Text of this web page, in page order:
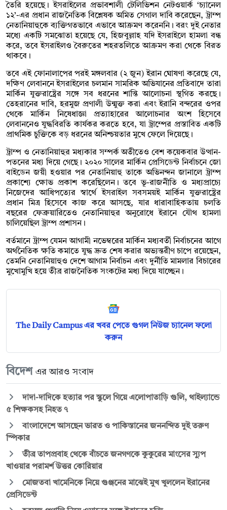
তৈরি হয়েছে। ইসরাইলের প্রভাবশালী টেলিভিশন নেটওয়ার্ক ‘চ্যানেল
১২’-এর প্রধান রাজনৈতিক বিশ্লেষক অমিত সেগাল দাবি করেছেন, ট্রাম্প
নেতানিয়াহুকে ব্যক্তিগতভাবে এভাবে আক্রমণ করেননি। বরং দুই নেতার
মধ্যে একটি সমঝোতা হয়েছে যে, হিজবুল্লাহ যদি ইসরাইলে হামলা বন্ধ
করে, তবে ইসরাইলও বৈরুতের শহরতলিতে আক্রমণ করা থেকে বিরত
থাকবে।
তবে এই ফোনালাপের পরই মঙ্গলবার (২ জুন) ইরান ঘোষণা করেছে যে,
দক্ষিণ লেবাননে ইসরাইলের চলমান সামরিক অভিযানের প্রতিবাদে তারা
মার্কিন যুক্তরাষ্ট্রের সঙ্গে সব ধরনের শান্তি আলোচনা স্থগিত করছে।
তেহরানের দাবি, হরমুজ প্রণালী উন্মুক্ত করা এবং ইরানি বন্দরের ওপর
থেকে মার্কিন নিষেধাজ্ঞা প্রত্যাহারের আলোচনার অংশ হিসেবে
লেবাননেও যুদ্ধবিরতি কার্যকর করতে হবে, যা ট্রাম্পের প্রস্তাবিত একটি
প্রাথমিক চুক্তিকে বড় ধরনের অনিশ্চয়তার মুখে ফেলে দিয়েছে।
ট্রাম্প ও নেতানিয়াহুর মধ্যকার সম্পর্ক অতীতেও বেশ কয়েকবার উত্থান-
পতনের মধ্য দিয়ে গেছে। ২০২০ সালের মার্কিন প্রেসিডেন্ট নির্বাচনে জো
বাইডেন জয়ী হওয়ার পর নেতানিয়াহু তাকে অভিনন্দন জানালে ট্রাম্প
প্রকাশ্যে ক্ষোভ প্রকাশ করেছিলেন। তবে ভূ-রাজনীতি ও মধ্যপ্রাচ্যে
নিজেদের আধিপত্যের স্বার্থে ইসরাইল সবসময়ই মার্কিন যুক্তরাষ্ট্রের
প্রধান মিত্র হিসেবে কাজ করে আসছে, যার ধারাবাহিকতায় চলতি
বছরের ফেব্রুয়ারিতেও নেতানিয়াহুর অনুরোধে ইরানে যৌথ হামলা
চালিয়েছিল ট্রাম্প প্রশাসন।
বর্তমানে ট্রাম্প যেমন আগামী নভেম্বরের মার্কিন মধ্যবর্তী নির্বাচনের আগে
অর্থনৈতিক ক্ষতি কমাতে যুদ্ধ দ্রুত শেষ করার অভ্যন্তরীণ চাপে রয়েছেন,
তেমনি নেতানিয়াহুও দেশে আগাম নির্বাচন এবং দুর্নীতি মামলার বিচারের
মুখোমুখি হয়ে তীব্র রাজনৈতিক সংকটের মধ্য দিয়ে যাচ্ছেন।
The Daily Campus এর খবর পেতে গুগল নিউজ চ্যানেল ফলো
করুন
বিদেশ এর আরও সংবাদ
দাদা-দাদিকে হত্যার পর স্কুলে গিয়ে এলোপাতাড়ি গুলি, থাইল্যান্ডে
৫ শিক্ষকসহ নিহত ৭
বাংলাদেশে আসছেন ভারত ও পাকিস্তানের জননন্দিত দুই তরুণ
স্পিকার
তীব্র তাপপ্রবাহ থেকে বাঁচতে জনগণকে কুকুরের মাংসের স্যুপ
খাওয়ার পরামর্শ উত্তর কোরিয়ার
মোজতবা খামেনিকে নিয়ে গুঞ্জনের মাঝেই মুখ খুললেন ইরানের
প্রেসিডেন্ট